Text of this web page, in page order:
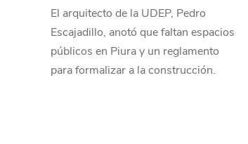
El arquitecto de la UDEP, Pedro
Escajadillo, anotó que faltan espacios
públicos en Piura y un reglamento
para formalizar a la construcción.